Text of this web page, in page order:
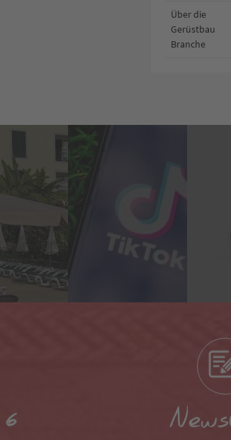
Über die
Gerüstbau
Branche